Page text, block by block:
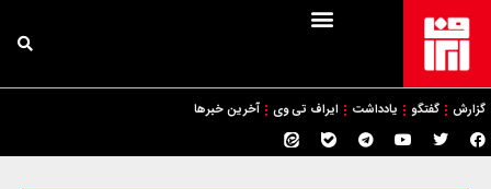
گزارش گفتگو یادداشت ایراف تی وی آخرین خبرها